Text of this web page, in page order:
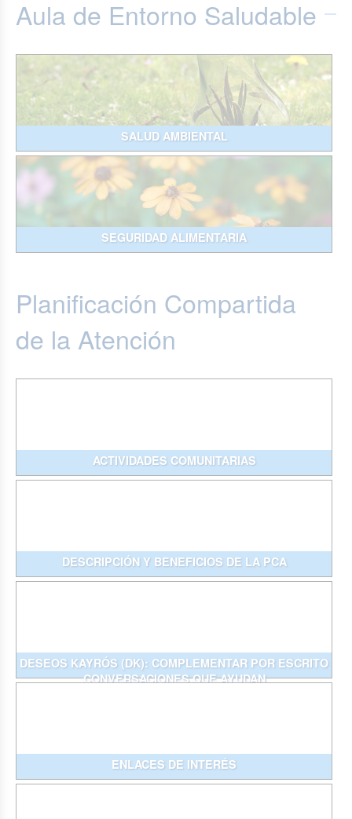
Aula de Entorno Saludable
SALUD AMBIENTAL
SEGURIDAD ALIMENTARIA
Planificación Compartida
de la Atención
ACTIVIDADES COMUNITARIAS
DESCRIPCIÓN Y BENEFICIOS DE LA PCA
DESEOS KAYRÓS (DK): COMPLEMENTAR POR ESCRITO
CONVERSACIONES QUE AYUDAN
ENLACES DE INTERÉS